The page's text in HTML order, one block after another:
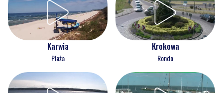
Karwia
Plaża
Krokowa
Rondo